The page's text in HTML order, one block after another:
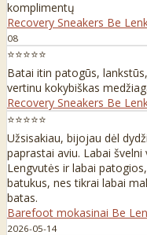
komplimentų
Recovery Sneakers Be
08
⭐⭐⭐⭐⭐
Batai itin patogūs,
vertinu kokybiškas
Recovery Sneakers Be
⭐⭐⭐⭐⭐
Užsisakiau, bijojau dėl
paprastai aviu. Labai
Lengvutės ir labai
batukus, nes tikrai labai
batas.
Barefoot mokasinai Be
2026-05-14